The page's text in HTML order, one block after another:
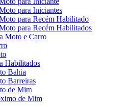
para Iniciantes
para Recém Habilitado
para Recém Habilitados
Moto e Carro
Habilitados
Bahia
Barreiras
de Mim
de Mim